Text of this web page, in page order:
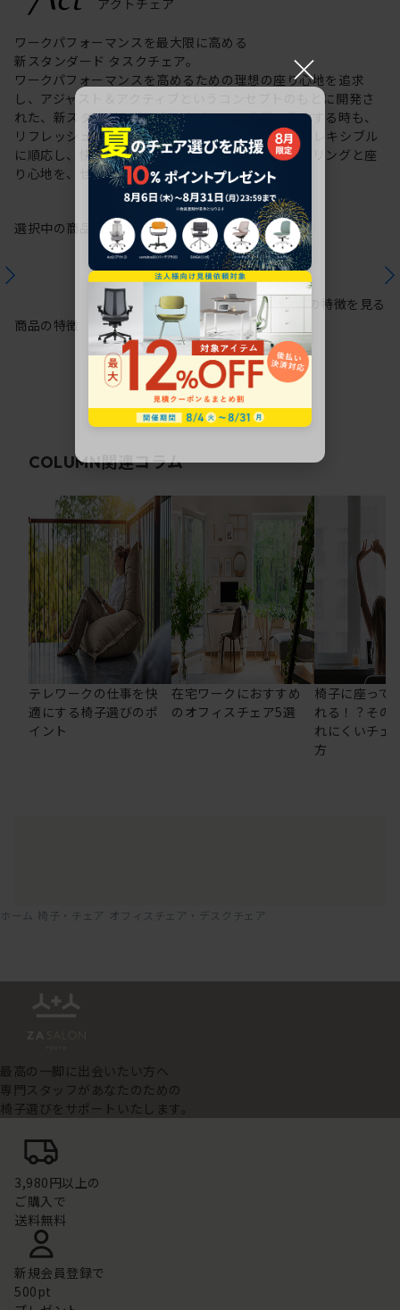
ワークパフォーマンスを最大限に高める
新スタンダード タスクチェア。
ワークパフォーマンスを高めるための理想の座り心地を追求
し、アジャスト＆アクティブというコンセプトのもとに開発さ
れた、新スタンダードのタスクチェア。作業に集中する時も、
リフレッシュする時も、座る姿勢や身体の動きにフレキシブル
に順応し、快適にサポートします。新感覚のスタイリングと座
り心地を、ぜひご体感ください。
選択中の商品情報保証注意事項
商品の特徴
シリーズの特徴を見る
COLUMN関連コラム
テレワークの仕事を快
適にする椅子選びのポ
イント
在宅ワークにおすすめ
のオフィスチェア5選
椅子に座って
れる！？その
れにくいチェ
方
ホーム 椅子・チェア オフィスチェア・デスクチェア
最高の一脚に出会いたい方へ
専門スタッフがあなたのための
椅子選びをサポートいたします。
3,980円以上の
ご購入で
送料無料
新規会員登録で
500pt
×